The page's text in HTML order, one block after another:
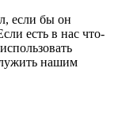
если бы он
есть в нас что-
нашим